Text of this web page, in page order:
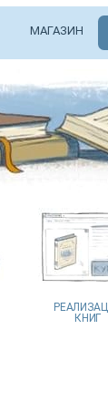
МАГАЗИН
КНИГ